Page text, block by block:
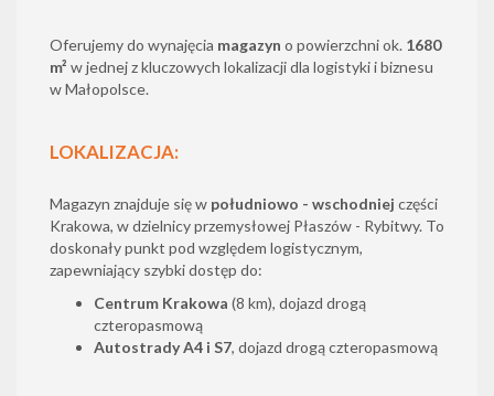
Oferujemy do wynajęcia magazyn o powierzchni ok. 1680
m² w jednej z kluczowych lokalizacji dla logistyki i biznesu
w Małopolsce.
LOKALIZACJA:
Magazyn znajduje się w południowo - wschodniej części
Krakowa, w dzielnicy przemysłowej Płaszów - Rybitwy. To
doskonały punkt pod względem logistycznym,
zapewniający szybki dostęp do:
Centrum Krakowa (8 km), dojazd drogą
czteropasmową
Autostrady A4 i S7, dojazd drogą czteropasmową